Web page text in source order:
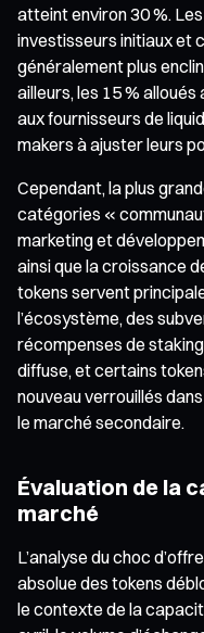
atteint environ 30 %.
investisseurs initiaux
généralement plus
ailleurs, les 15 %
aux fournisseurs de
makers à ajuster leurs
Cependant, la plus
catégories «
marketing et
ainsi que la croissance
tokens servent
l’écosystème, des
récompenses de
diffuse, et certains
nouveau verrouillés
le marché secondaire.
Évaluation de la
marché
L’analyse du choc
absolue des tokens
le contexte de la